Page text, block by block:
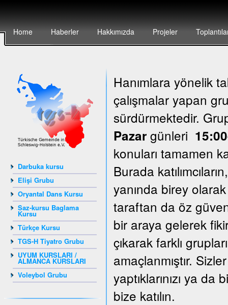
Home Haberler Hakkımızda Projeler
Darbuka kursu
Elişi Grubu
Oryantal Dans Kursu
Saz-kursu Baglama
Kursu
Türkçe Kursu
TGS-H Tiyatro Grubu
UYUM KURSLARI /
ALMANCA KURSLARI
Voleybol Grubu
Hanımlara yönelik
çalışmalar yapan
sürdürmektedir.
Pazargünleri
konuları tamamen
Burada
yanında birey
taraftan da öz
bir araya gelerek
çıkarak farklı
amaçlanmıştır.
yaptıklarınızı ya
bize katılın.